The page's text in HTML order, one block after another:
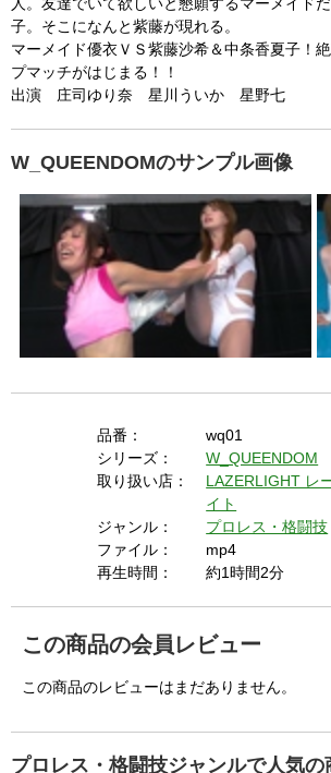
y
V
i
d
o
にならなかった。それから公私共に仲良くな
く見守るマーメイド。ある日、香夏子が新人レ
される。
相手は総合出身の紫藤。怒りのマーメイドだが
中、完膚なきままに敗れてしまう。マーメイド
メイド。しかしまさかの大苦戦。ついには紫
すが大熱戦の為、汗ですべり外されてしまい
とされ、敗れてしまう。全試合終了後のリン
人。友達でいて欲しいと懇願するマーメイド
子。そこになんと紫藤が現れる。
マーメイド優衣ＶＳ紫藤沙希＆中条香夏子！
プマッチがはじまる！！
出演 庄司ゆり奈 星川ういか 星野七
W_QUEENDOMのサンプル画像
シリーズ：
W_QUEENDOM
ジャンル：
プロレス・格闘技